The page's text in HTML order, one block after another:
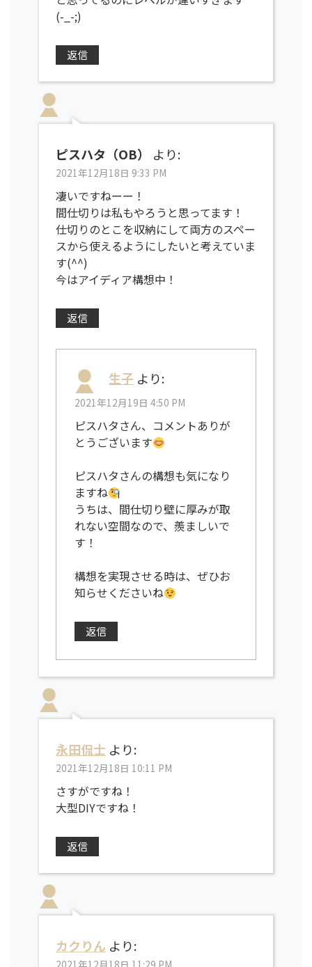
(-_-;)
返信
ピスハタ（OB） より:
2021年12月18日 9:33 PM
凄いですねーー！
間仕切りは私もやろうと思ってます！
仕切りのとこを収納にして両方のスペー
スから使えるようにしたいと考えていま
す(^^)
今はアイディア構想中！
返信
生子 より:
2021年12月19日 4:50 PM
ピスハタさん、コメントありが
とうございます
ピスハタさんの構想も気になり
ますね
うちは、間仕切り壁に厚みが取
れない空間なので、羨ましいで
す！
構想を実現させる時は、ぜひお
知らせくださいね
返信
永田侃士 より:
2021年12月18日 10:11 PM
さすがですね！
大型DIYですね！
返信
カクりん より:
2021年12月18日 11:29 PM